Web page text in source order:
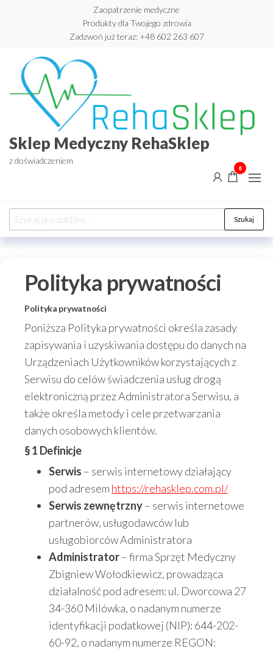
Zaopatrzenie medyczne
Produkty dla Twojego zdrowia
Zadzwoń już teraz: +48 602 263 607​
Sklep Medyczny RehaSklep
z doświadczeniem
0
Szukaj: Szukaj
Polityka prywatności
Polityka prywatności
Poniższa Polityka prywatności określa zasady
zapisywania i uzyskiwania dostępu do danych na
Urządzeniach Użytkowników korzystających z
Serwisu do celów świadczenia usług drogą
elektroniczną przez Administratora Serwisu, a
także określa metody i cele przetwarzania
danych osobowych klientów.
§ 1 Definicje
Serwis – serwis internetowy działający
pod adresem https://rehasklep.com.pl/
Serwis zewnętrzny– serwis internetowe
partnerów, usługodawców lub
usługobiorców Administratora
Administrator– firma Sprzęt Medyczny
Zbigniew Wołodkiewicz, prowadząca
działalność pod adresem: ul. Dworcowa 27
34-360 Milówka, o nadanym numerze
identyfikacji podatkowej (NIP): 644-202-
60-92, o nadanym numerze REGON: